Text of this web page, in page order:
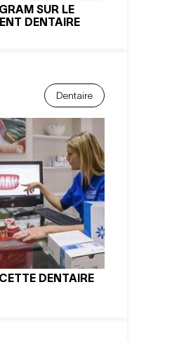
SUR LE
DENTAIRE
Dentaire
DENTAIRE